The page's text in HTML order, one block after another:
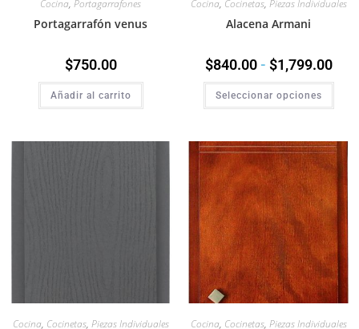
Cocina, Portagarrafones
Portagarrafón venus
$750.00
Añadir al carrito
Cocina, Cocinetas, Piezas Individuales
Alacena Armani
$840.00 - $1,799.00
Seleccionar opciones
Cocina, Cocinetas, Piezas Individuales Cocina, Cocinetas, Piezas Individuales